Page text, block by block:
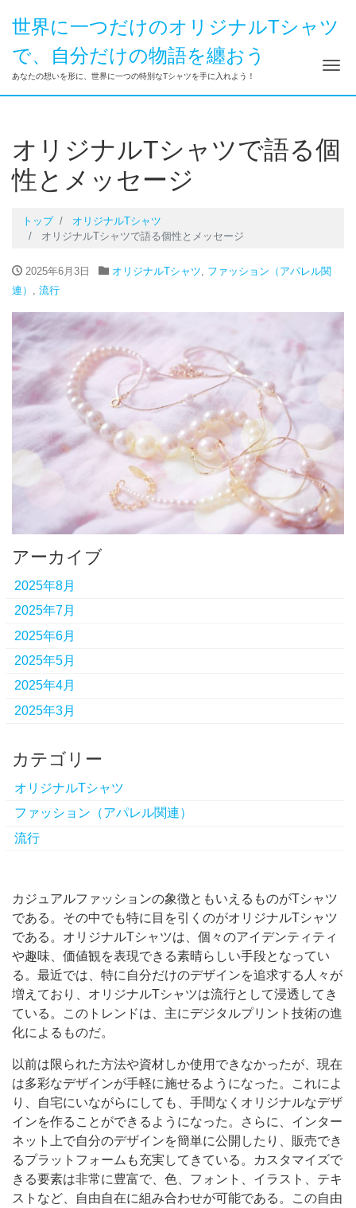
世界に一つだけのオリジナルTシャツ
で、自分だけの物語を纏おう
あなたの想いを形に、世界に一つの特別なTシャツを手に入れよう！ ナ
オリジナルTシャツで語る個
性とメッセージ
トップ
オリジナルTシャツ
オリジナルTシャツで語る個性とメッセージ
2025年6月3日 オリジナルTシャツ, ファッション（アパレル関
連） , 流行
アーカイブ
2025年8月
2025年7月
2025年6月
2025年5月
2025年4月
2025年3月
カテゴリー
オリジナルTシャツ
ファッション（アパレル関連）
流行
カジュアルファッションの象徴ともいえるものがTシャツ
である。 その中でも特に目を引くのがオリジナルTシャツ
である。オリジナルTシャツは、個々のアイデンティティ
や趣味、価値観を表現できる素晴らしい手段となってい
る。最近では、特に自分だけのデザインを追求する人々が
増えており、オリジナルTシャツは流行として浸透してき
ている。このトレンドは、主にデジタルプリント技術の進
化によるものだ。
以前は限られた方法や資材しか使用できなかったが、現在
は多彩なデザインが手軽に施せるようになった。これによ
り、自宅にいながらにしても、手間なくオリジナルなデザ
インを作ることができるようになった。さらに、インター
ネット上で自分のデザインを簡単に公開したり、販売でき
るプラットフォームも充実してきている。カスタマイズで
きる要素は非常に豊富で、色、フォント、イラスト、テキ
ストなど、自由自在に組み合わせが可能である。この自由